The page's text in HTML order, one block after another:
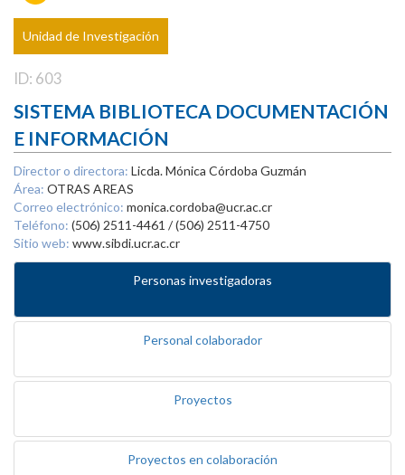
Unidad de Investigación
ID: 603
SISTEMA BIBLIOTECA DOCUMENTACIÓN
E INFORMACIÓN
Director o directora: Licda. Mónica Córdoba Guzmán
Área: OTRAS AREAS
Correo electrónico: monica.cordoba@ucr.ac.cr
Teléfono: (506) 2511-4461 / (506) 2511-4750
Sitio web: www.sibdi.ucr.ac.cr
Personas investigadoras
Personal colaborador
Proyectos
Proyectos en colaboración